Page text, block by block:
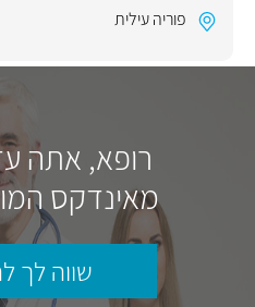
פוריה עילית
רופא, אתה
מאינדקס
שווה לך